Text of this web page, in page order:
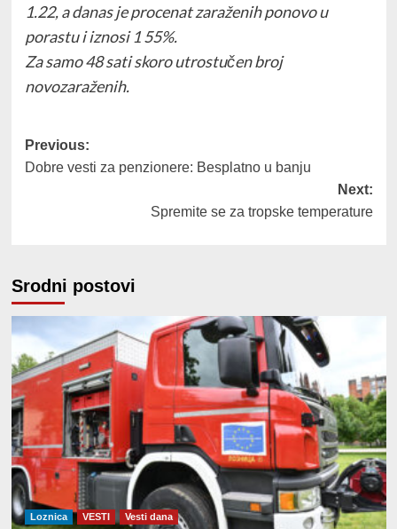
1.22, a danas je procenat zaraženih ponovo u
porastu i iznosi 1 55%.
Za samo 48 sati skoro utrostučen broj
novozaraženih.
Post
navigation
Previous:
Dobre vesti za penzionere: Besplatno u banju
Next:
Spremite se za tropske temperature
Srodni postovi
Loznica VESTI Vesti dana